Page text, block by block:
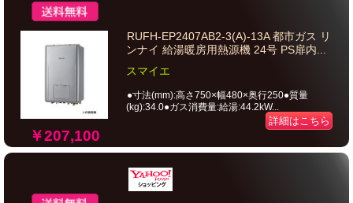
￥207,100
RUFH-EP2407AB2-3(A)-13A 都市ガス リ
ンナイ 給湯暖房用熱源機 24号 PS扉内...
スマイエ
●寸法(mm):高さ750×幅480×奥行250●質量
(kg):34.0●ガス消費量:給湯:44.2kW...
詳細はこちら